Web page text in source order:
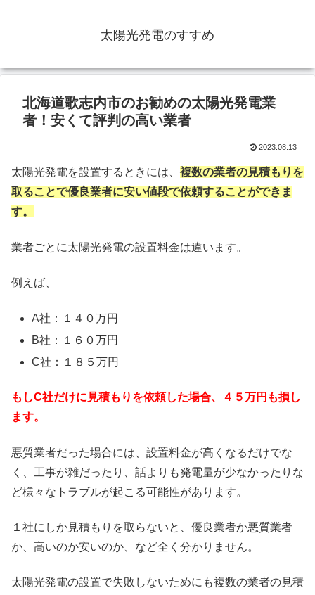
太陽光発電のすすめ
北海道歌志内市のお勧めの太陽光発電業
者！安くて評判の高い業者
2023.08.13
太陽光発電を設置するときには、 複数の業者の見積もりを
取ることで優良業者に安い値段で依頼することができま
す。
業者ごとに太陽光発電の設置料金は違います。
例えば、
A社：１４０万円
B社：１６０万円
C社：１８５万円
もしC社だけに見積もりを依頼した場合、４５万円も損し
ます。
悪質業者だった場合には、設置料金が高くなるだけでな
く、工事が雑だったり、話よりも発電量が少なかったりな
ど様々なトラブルが起こる可能性があります。
１社にしか見積もりを取らないと、優良業者か悪質業者
か、高いのか安いのか、など全く分かりません。
太陽光発電の設置で失敗しないためにも複数の業者の見積